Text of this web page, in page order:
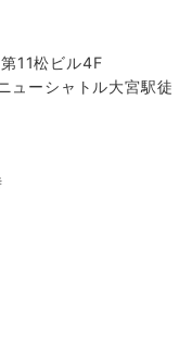
11松ビル4F
ューシャトル大宮駅徒